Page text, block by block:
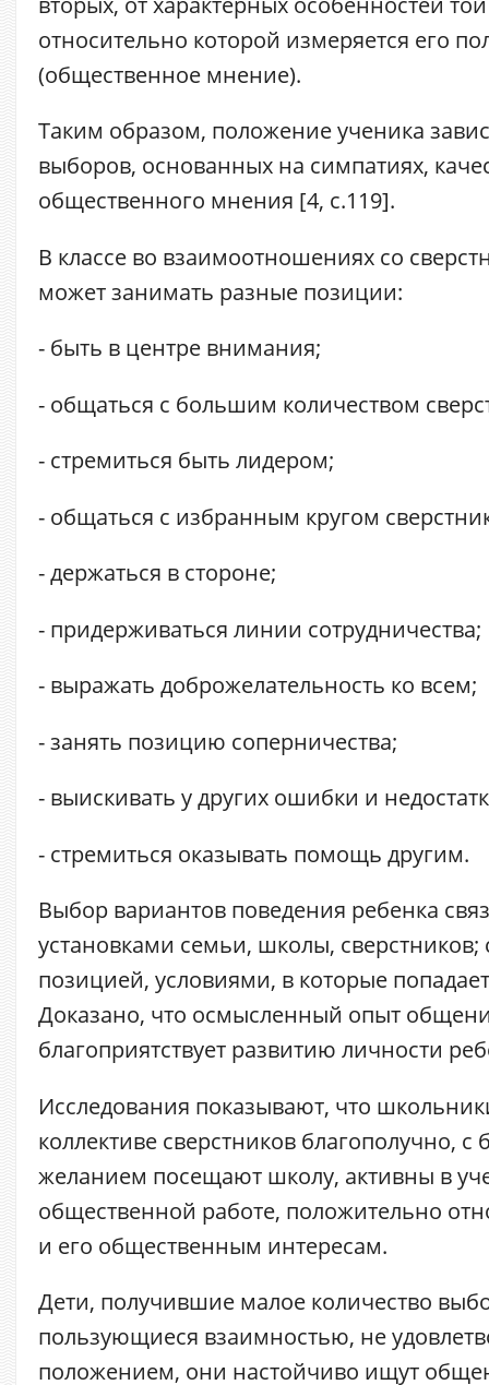
относительно которой измеряется его
(общественное мнение).
Таким образом, положение ученика
выборов, основанных на симпатиях,
общественного мнения [4, с.119].
В классе во взаимоотношениях со
может занимать разные позиции:
- быть в центре внимания;
- общаться с большим количеством
- стремиться быть лидером;
- общаться с избранным кругом
- держаться в стороне;
- придерживаться линии сотрудничества;
- выражать доброжелательность ко всем;
- занять позицию соперничества;
- выискивать у других ошибки и
- стремиться оказывать помощь другим.
Выбор вариантов поведения ребенка
установками семьи, школы,
позицией, условиями, в которые
Доказано, что осмысленный опыт
благоприятствует развитию личности
Исследования показывают, что
коллективе сверстников благополучно,
желанием посещают школу, активны в
общественной работе, положительно
и его общественным интересам.
Дети, получившие малое количество
пользующиеся взаимностью, не
положением, они настойчиво ищут